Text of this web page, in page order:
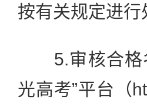
按有关规定进行
5.审核合格名
光高考”平台（